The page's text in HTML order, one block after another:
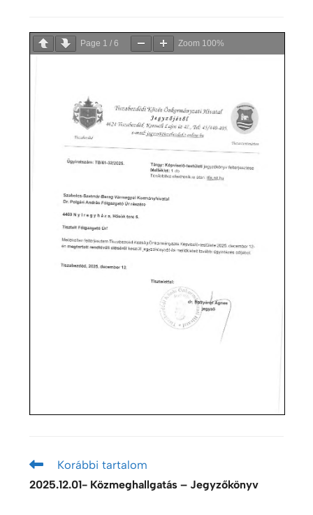
Page 1 / 6 Zoom 100%
Korábbi tartalom
2025.12.01- Közmeghallgatás – Jegyzőkönyv